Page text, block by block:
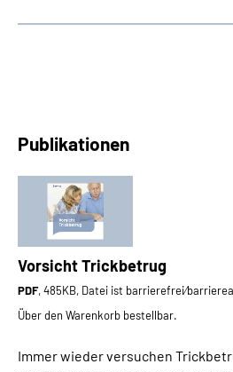
Publikationen
Vorsicht Trickbetrug
PDF, 485KB, Datei ist
Über den Warenkorb bestellbar.
Immer wieder versuchen